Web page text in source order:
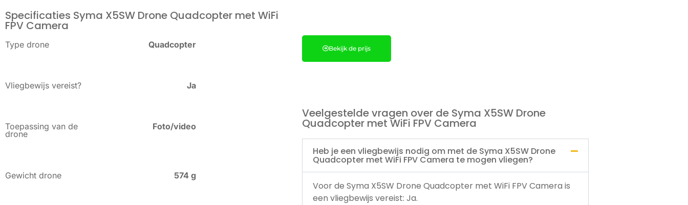
Specificaties Syma X5SW Drone Quadcopter met WiFi
FPV Camera
Type drone Quadcopter
Vliegbewijs vereist? Ja
Toepassing van de
drone
Foto/video
Gewicht drone 574 g
Bekijk de prijs
Veelgestelde vragen over de Syma X5SW Drone
Quadcopter met WiFi FPV Camera
Heb je een vliegbewijs nodig om met de Syma X5SW Drone
Quadcopter met WiFi FPV Camera te mogen vliegen?
Voor de Syma X5SW Drone Quadcopter met WiFi FPV Camera is
een vliegbewijs vereist: Ja.